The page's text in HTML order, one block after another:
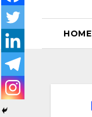
HOME